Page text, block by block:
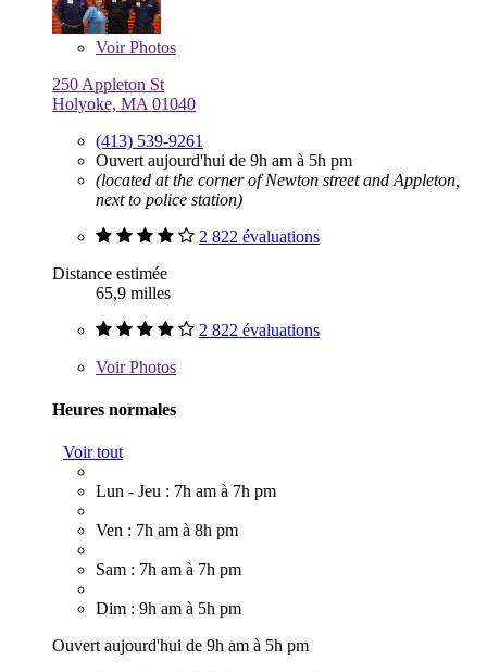
VoirPhotos
250 Appleton St
Holyoke, MA 01040
(413) 539-9261
Ouvert aujourd'hui de 9h am à 5h pm
(located at the corner of Newton street and Appleton,
next to police station)
2 822 évaluations
Distance estimée
65,9 milles
2 822 évaluations
VoirPhotos
Heures normales
Voir tout
Lun - Jeu : 7h am à 7h pm
Ven : 7h am à 8h pm
Sam : 7h am à 7h pm
Dim : 9h am à 5h pm
Ouvert aujourd'hui de 9h am à 5h pm